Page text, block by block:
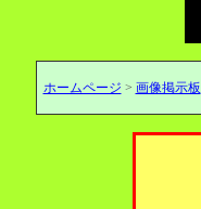
ホームページ > 画像掲示板